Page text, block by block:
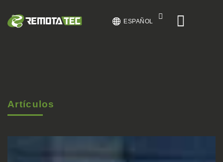
ESPAÑOL
Artículos